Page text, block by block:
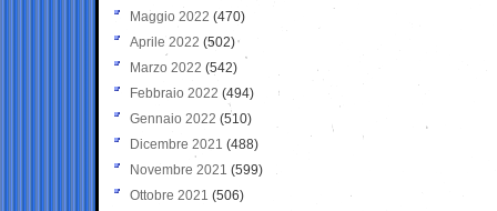
Maggio 2022 (470)
Aprile 2022 (502)
Marzo 2022 (542)
Febbraio 2022 (494)
Gennaio 2022 (510)
Dicembre 2021 (488)
Novembre 2021 (599)
Ottobre 2021 (506)